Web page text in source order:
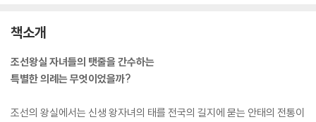
책소개
조선왕실 자녀들의 탯줄을 간수하는
특별한 의례는 무엇이었을까?
조선의 왕실에서는 신생 왕자녀의 태를 전국의 길지에 묻는 안태의 전통이